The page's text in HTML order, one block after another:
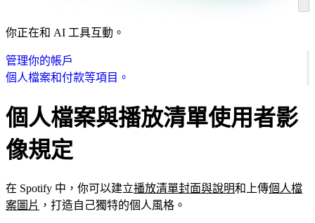
你正在和 AI 工具互動。
管理你的帳戶
個人檔案和付款等項目。
個人檔案與播放清單使用者影
像規定
在 Spotify 中，你可以建立播放清單封面與說明和上傳個人檔
案圖片 ，打造自己獨特的個人風格。